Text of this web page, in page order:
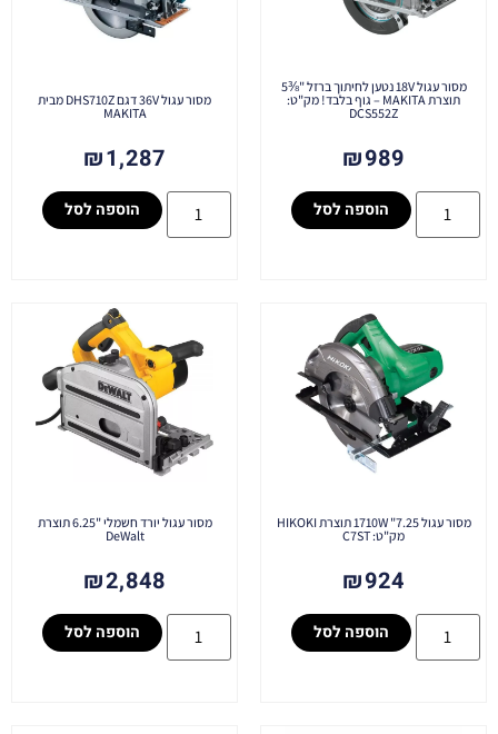
מסור עגול 18V נטען לחיתוך ברזל "⅜5
תוצרת MAKITA – גוף בלבד! מק"ט:
DCS552Z
₪989
הוספה לסל
מסור עגול 36V דגם DHS710Z מבית
MAKITA
₪1,287
הוספה לסל
מסור עגול 7.25" 1710W תוצרת HIKOKI
מק"ט: C7ST
₪924
הוספה לסל
מסור עגול יורד חשמלי "6.25 תוצרת
DeWalt
₪2,848
הוספה לסל